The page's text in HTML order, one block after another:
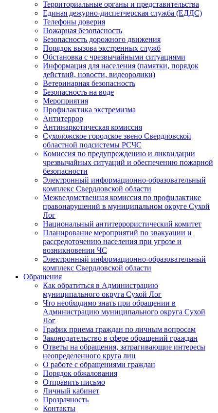
Территориальные органы и представительства
Единая дежурно-диспетчерская служба (ЕДДС)
Телефоны доверия
Пожарная безопасность
Безопасность дорожного движения
Порядок вызова экстренных служб
Обстановка с чрезвычайными ситуациями
Информация для населения (памятки, порядок
действий, новости, видеоролики)
Ветеринарная безопасность
Безопасность на воде
Мероприятия
Профилактика экстремизма
Антитеррор
Антинаркотическая комиссия
Сухоложское городское звено Свердловской
областной подсистемы РСЧС
Комиссия по предупреждению и ликвидации
чрезвычайных ситуаций и обеспечению пожарной
безопасности
Электронный информационно-образовательный
комплекс Cвердловской области
Межведомственная комиссия по профилактике
правонарушений в муниципальном округе Сухой
Лог
Национальный антитеррористический комитет
Планирование мероприятий по эвакуации и
рассредоточению населения при угрозе и
возникновении ЧС
Электронный информационно-образовательный
комплекс Свердловской области
Обращения
Как обратиться в Администрацию
муниципального округа Сухой Лог
Что необходимо знать при обращении в
Администрацию муниципального округа Сухой
Лог
График приема граждан по личным вопросам
Законодательство в сфере обращений граждан
Ответы на обращения, затрагивающие интересы
неопределенного круга лиц
О работе с обращениями граждан
Порядок обжалования
Отправить письмо
Личный кабинет
Прозрачность
Контакты